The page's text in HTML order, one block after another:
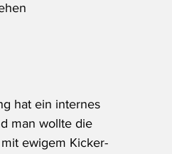
hat ein internes
man wollte die
ewigem Kicker-